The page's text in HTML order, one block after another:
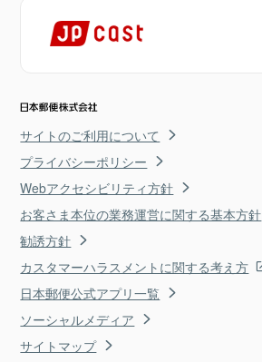
サイトのご利用について
プライバシーポリシー
Webアクセシビリティ方針
お客さま本位の業務運営に関する基本方針
勧誘方針
カスタマーハラスメントに関する考え方
日本郵便公式アプリ一覧
ソーシャルメディア
サイトマップ